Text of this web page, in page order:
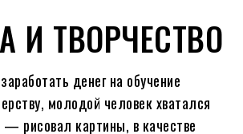
И ТВОРЧЕСТВО
денег на обучение
молодой человек хватался
рисовал картины, в качестве